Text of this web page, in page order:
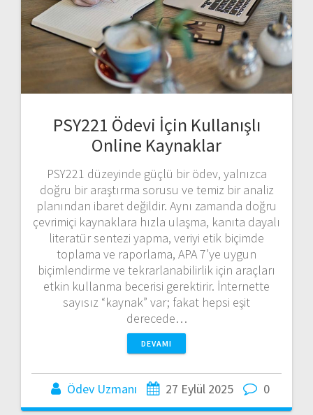
PSY221 Ödevi İçin Kullanışlı
Online Kaynaklar
PSY221 düzeyinde güçlü bir ödev, yalnızca
doğru bir araştırma sorusu ve temiz bir analiz
planından ibaret değildir. Aynı zamanda doğru
çevrimiçi kaynaklara hızla ulaşma, kanıta dayalı
literatür sentezi yapma, veriyi etik biçimde
toplama ve raporlama, APA 7’ye uygun
biçimlendirme ve tekrarlanabilirlik için araçları
etkin kullanma becerisi gerektirir. İnternette
sayısız “kaynak” var; fakat hepsi eşit
derecede…
DEVAMI
Ödev Uzmanı 27 Eylül 2025 0